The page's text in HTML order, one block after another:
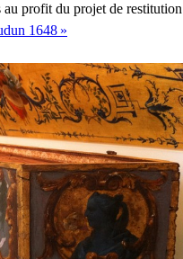
au profit du projet de restitution
1648 »